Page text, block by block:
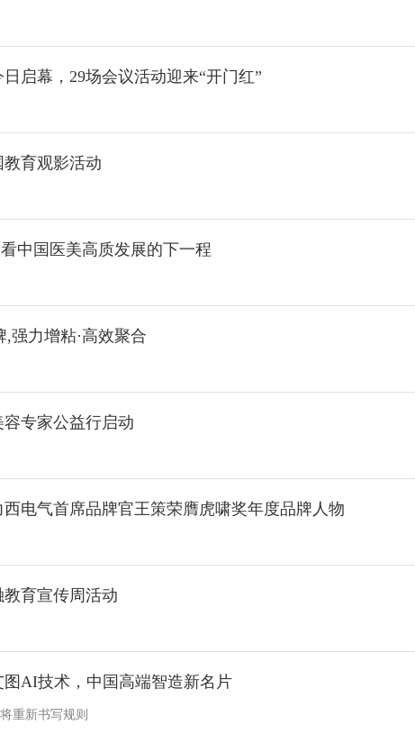
启幕，29场会议活动迎来“开门红”
育观影活动
中国医美高质发展的下一程
强力增粘·高效聚合
专家公益行启动
电气首席品牌官王策荣膺虎啸奖年度品牌人物
育宣传周活动
AI技术，中国高端智造新名片
重新书写规则